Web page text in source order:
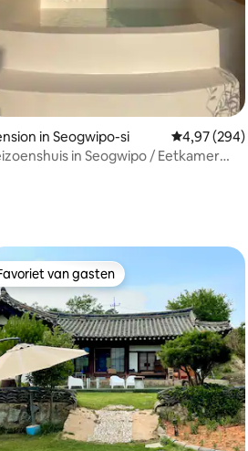
van 4,96 op 5, 235 recensies
in Seogwipo-si
4,97 (294)
in Seogwipo / Eetkamer
van gasten
van gasten